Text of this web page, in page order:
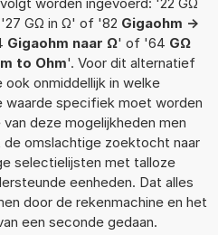
GΩ in Ω' of '82 Gigaohm ->
Gigaohm naar Ω' of '64 GΩ
to Ohm'. Voor dit alternatief
onmiddellijk in welke
waarde specifiek moet worden
deze mogelijkheden men
omslachtige zoektocht naar
selectielijsten met talloze
eenheden. Dat alles
door de rekenmachine en het
een seconde gedaan.